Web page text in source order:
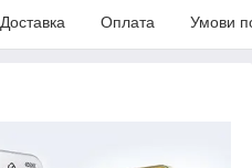
Доставка Оплата Умови